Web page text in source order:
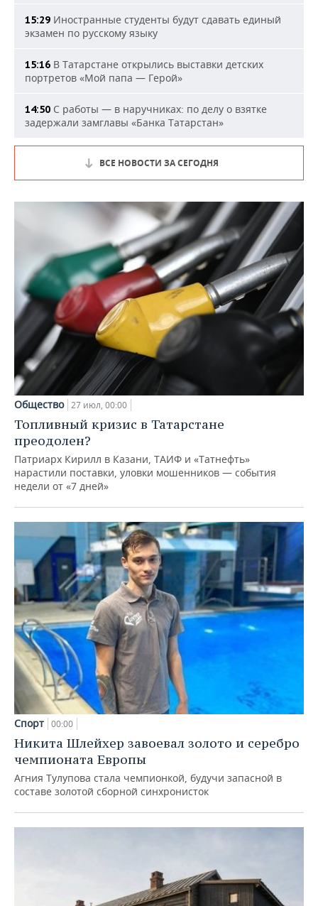
15:29 Иностранные студенты будут сдавать единый
экзамен по русскому языку
15:16 В Татарстане открылись выставки детских
портретов «Мой папа — Герой»
14:50 С работы — в наручниках: по делу о взятке
задержали замглавы «Банка Татарстан»
ВСЕ НОВОСТИ ЗА СЕГОДНЯ
Общество 27 июл, 00:00
Топливный кризис в Татарстане
преодолен?
Патриарх Кирилл в Казани, ТАИФ и «Татнефть»
нарастили поставки, уловки мошенников — события
недели от «7 дней»
Спорт 00:00
Никита Шлейхер завоевал золото и серебро
чемпионата Европы
Агния Тулупова стала чемпионкой, будучи запасной в
составе золотой сборной синхронисток